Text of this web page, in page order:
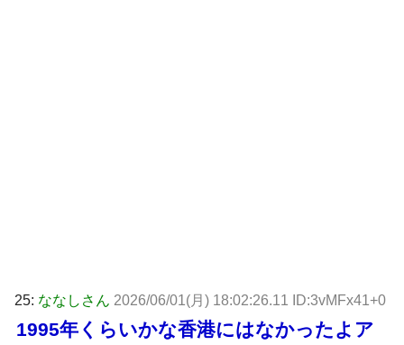
25: ななしさん 2026/06/01(月) 18:02:26.11 ID:3vMFx41+0
1995年くらいかな香港にはなかったよア